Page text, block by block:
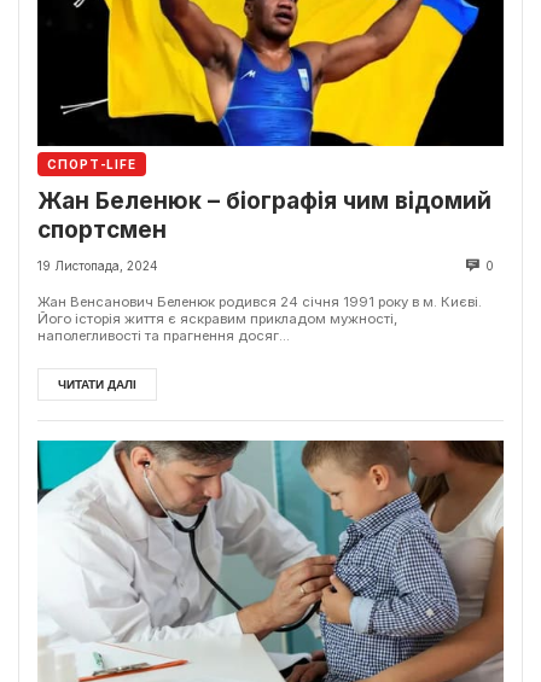
СПОРТ-LIFE
Жан Беленюк – біографія чим відомий
спортсмен
19 Листопада, 2024 0
Жан Венсанович Беленюк родився 24 січня 1991 року в м. Києві.
Його історія життя є яскравим прикладом мужності,
наполегливості та прагнення досяг...
ЧИТАТИ ДАЛІ